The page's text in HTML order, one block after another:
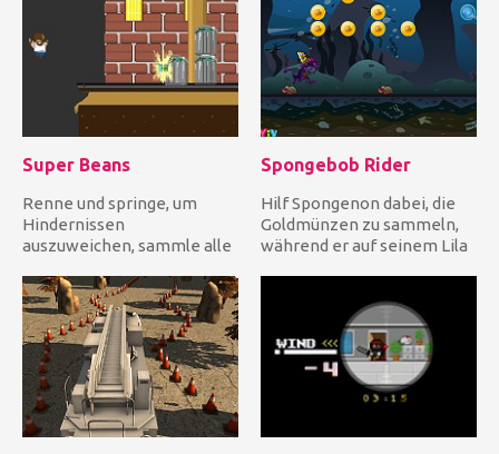
Super Beans
Renne und springe, um
Hindernissen
auszuweichen, sammle alle
erreiche das End...
Spongebob Rider
Hilf Spongenon dabei, die
Goldmünzen zu sammeln,
während er auf seinem Lila